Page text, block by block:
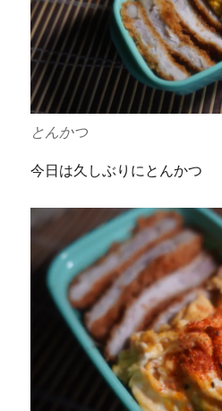
とんかつ
今日は久しぶりにとんかつ